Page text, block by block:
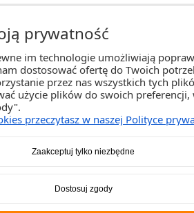
prywatność
im technologie umożliwiają
dostosować ofertę do Twoich
przez nas wszystkich tych
użycie plików do swoich preferencji,
przeczytasz w naszej Polityce
Zaakceptuj tylko niezbędne
Dostosuj zgody